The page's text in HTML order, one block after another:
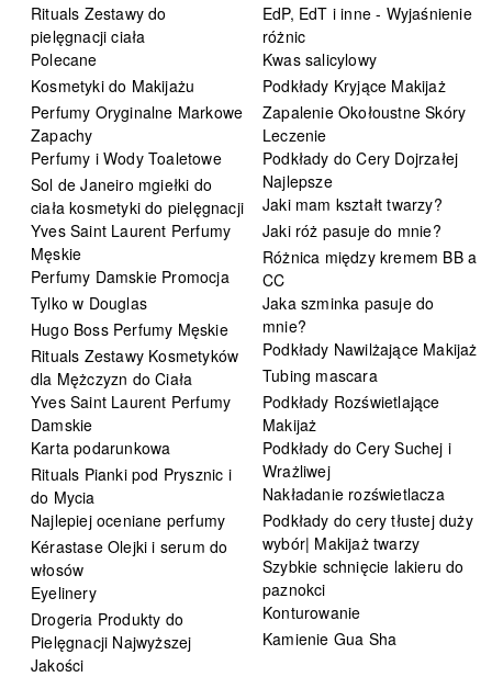
Rituals Zestawy do
pielęgnacji ciała
Polecane
Kosmetyki do Makijażu
Perfumy Oryginalne Markowe
Zapachy
Perfumy i Wody Toaletowe
Sol de Janeiro mgiełki do
ciała kosmetyki do pielęgnacji
Yves Saint Laurent Perfumy
Męskie
Perfumy Damskie Promocja
Tylko w Douglas
Hugo Boss Perfumy Męskie
Rituals Zestawy Kosmetyków
dla Mężczyzn do Ciała
Yves Saint Laurent Perfumy
Damskie
Karta podarunkowa
Rituals Pianki pod Prysznic i
do Mycia
Najlepiej oceniane perfumy
Kérastase Olejki i serum do
włosów
Eyelinery
Drogeria Produkty do
Pielęgnacji Najwyższej
Jakości
EdP, EdT i inne - Wyjaśnienie
różnic
Kwas salicylowy
Podkłady Kryjące Makijaż
Zapalenie Okołoustne Skóry
Leczenie
Podkłady do Cery Dojrzałej
Najlepsze
Jaki mam kształt twarzy?
Jaki róż pasuje do mnie?
Różnica między kremem BB a
CC
Jaka szminka pasuje do
mnie?
Podkłady Nawilżające Makijaż
Tubing mascara
Podkłady Rozświetlające
Makijaż
Podkłady do Cery Suchej i
Wrażliwej
Nakładanie rozświetlacza
Podkłady do cery tłustej duży
wybór| Makijaż twarzy
Szybkie schnięcie lakieru do
paznokci
Konturowanie
Kamienie Gua Sha